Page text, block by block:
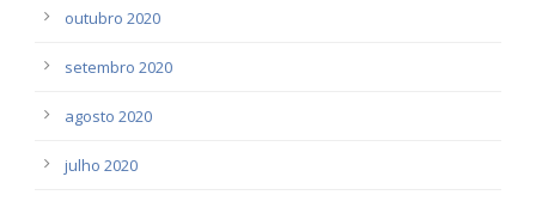
outubro 2020
setembro 2020
agosto 2020
julho 2020